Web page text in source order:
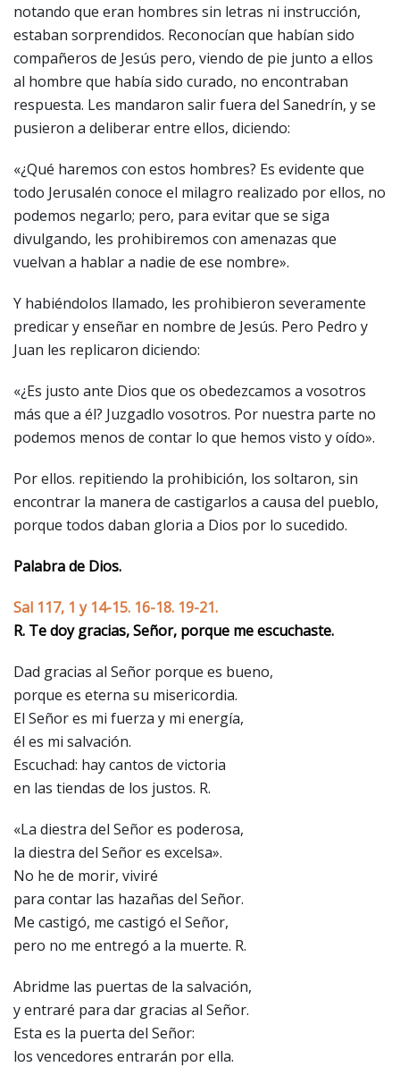
notando que eran hombres sin letras ni instrucción,
estaban sorprendidos. Reconocían que habían sido
compañeros de Jesús pero, viendo de pie junto a ellos
al hombre que había sido curado, no encontraban
respuesta. Les mandaron salir fuera del Sanedrín, y se
pusieron a deliberar entre ellos, diciendo:
«¿Qué haremos con estos hombres? Es evidente que
todo Jerusalén conoce el milagro realizado por ellos, no
podemos negarlo; pero, para evitar que se siga
divulgando, les prohibiremos con amenazas que
vuelvan a hablar a nadie de ese nombre».
Y habiéndolos llamado, les prohibieron severamente
predicar y enseñar en nombre de Jesús. Pero Pedro y
Juan les replicaron diciendo:
«¿Es justo ante Dios que os obedezcamos a vosotros
más que a él? Juzgadlo vosotros. Por nuestra parte no
podemos menos de contar lo que hemos visto y oído».
Por ellos. repitiendo la prohibición, los soltaron, sin
encontrar la manera de castigarlos a causa del pueblo,
porque todos daban gloria a Dios por lo sucedido.
Palabra de Dios.
Sal 117, 1 y 14-15. 16-18. 19-21.
R. Te doy gracias, Señor, porque me escuchaste.
Dad gracias al Señor porque es bueno,
porque es eterna su misericordia.
El Señor es mi fuerza y mi energía,
él es mi salvación.
Escuchad: hay cantos de victoria
en las tiendas de los justos. R.
«La diestra del Señor es poderosa,
la diestra del Señor es excelsa».
No he de morir, viviré
para contar las hazañas del Señor.
Me castigó, me castigó el Señor,
pero no me entregó a la muerte. R.
Abridme las puertas de la salvación,
y entraré para dar gracias al Señor.
Esta es la puerta del Señor:
los vencedores entrarán por ella.